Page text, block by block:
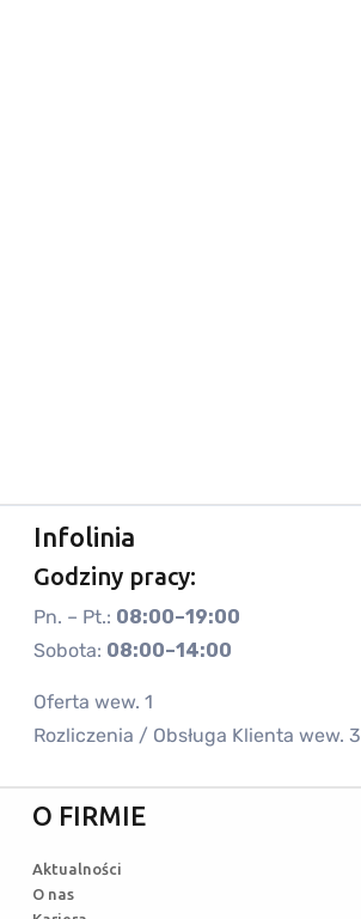
Infolinia
Godziny pracy:
Pn. – Pt.: 08:00–19:00
Sobota: 08:00–14:00
Oferta wew. 1
Rozliczenia / Obsługa Klienta wew. 3
O FIRMIE
Aktualności
O nas